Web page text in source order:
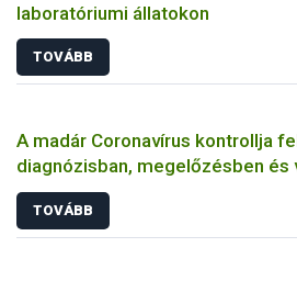
laboratóriumi állatokon
TOVÁBB
A madár Coronavírus kontrollja
diagnózisban, megelőzésben és
TOVÁBB